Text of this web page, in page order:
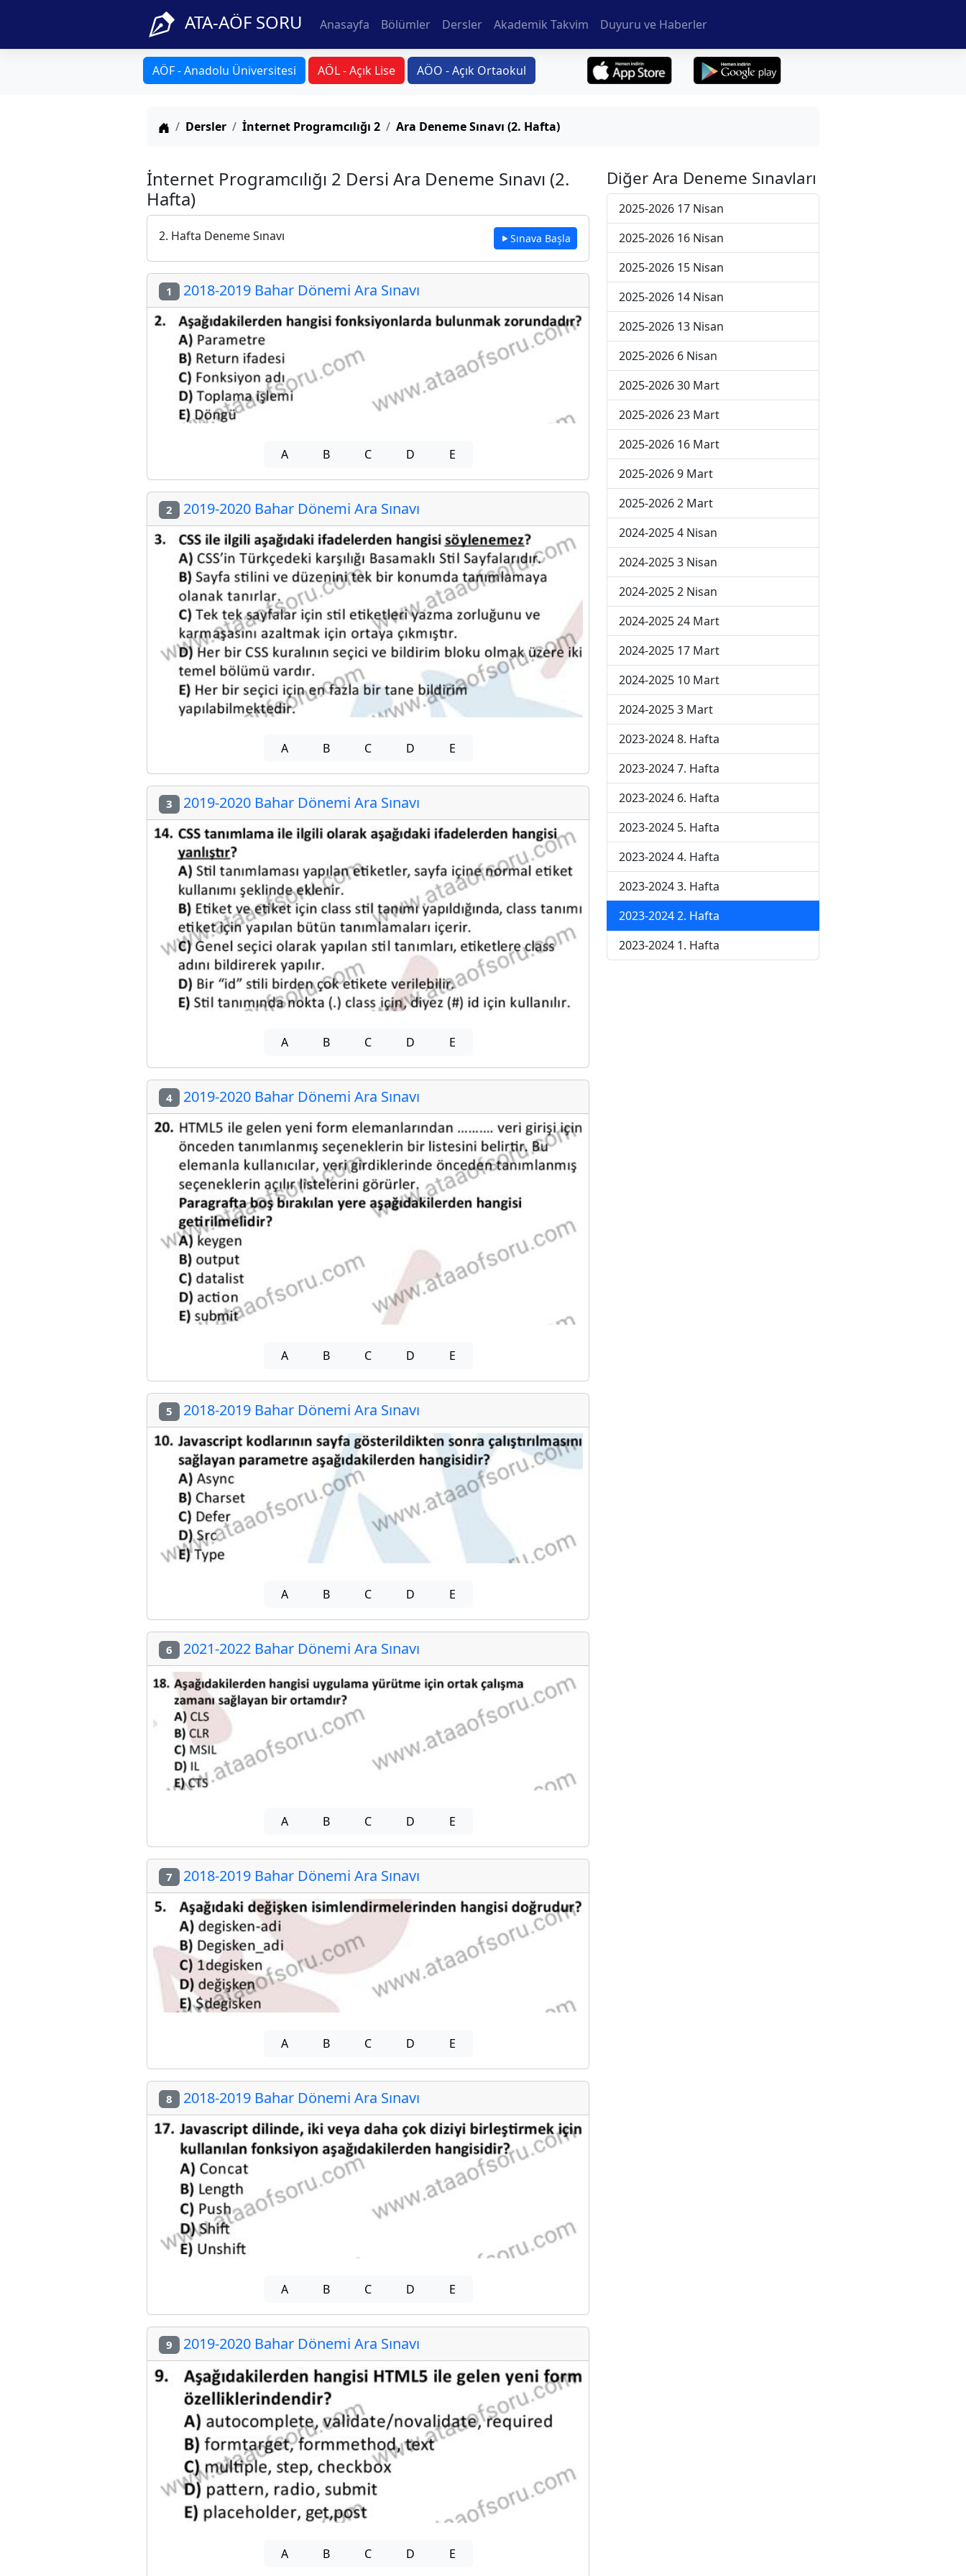
ATA-AÖF SORU Anasayfa Bölümler Dersler Akademik Takvim Duyuru ve Haberler
AÖF - Anadolu Üniversitesi AÖL - Açık Lise AÖO - Açık Ortaokul
Anasayfa
Dersler İnternet Programcılığı 2 Ara Deneme Sınavı (2. Hafta)
İnternet Programcılığı 2 Dersi Ara Deneme Sınavı (2.
Hafta)
2. Hafta Deneme Sınavı Sınava Başla
1 2018-2019 Bahar Dönemi Ara Sınavı
A B C D E
2 2019-2020 Bahar Dönemi Ara Sınavı
A B C D E
3 2019-2020 Bahar Dönemi Ara Sınavı
A B C D E
4 2019-2020 Bahar Dönemi Ara Sınavı
A B C D E
5 2018-2019 Bahar Dönemi Ara Sınavı
A B C D E
6 2021-2022 Bahar Dönemi Ara Sınavı
A B C D E
7 2018-2019 Bahar Dönemi Ara Sınavı
A B C D E
8 2018-2019 Bahar Dönemi Ara Sınavı
A B C D E
9 2019-2020 Bahar Dönemi Ara Sınavı
A B C D E
Diğer Ara Deneme Sınavları
2025-2026 17 Nisan
2025-2026 16 Nisan
2025-2026 15 Nisan
2025-2026 14 Nisan
2025-2026 13 Nisan
2025-2026 6 Nisan
2025-2026 30 Mart
2025-2026 23 Mart
2025-2026 16 Mart
2025-2026 9 Mart
2025-2026 2 Mart
2024-2025 4 Nisan
2024-2025 3 Nisan
2024-2025 2 Nisan
2024-2025 24 Mart
2024-2025 17 Mart
2024-2025 10 Mart
2024-2025 3 Mart
2023-2024 8. Hafta
2023-2024 7. Hafta
2023-2024 6. Hafta
2023-2024 5. Hafta
2023-2024 4. Hafta
2023-2024 3. Hafta
2023-2024 2. Hafta
2023-2024 1. Hafta